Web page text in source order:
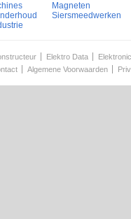
Magneten
Siersmeedwerken
Elektro Data
Algemene Voorwaarden